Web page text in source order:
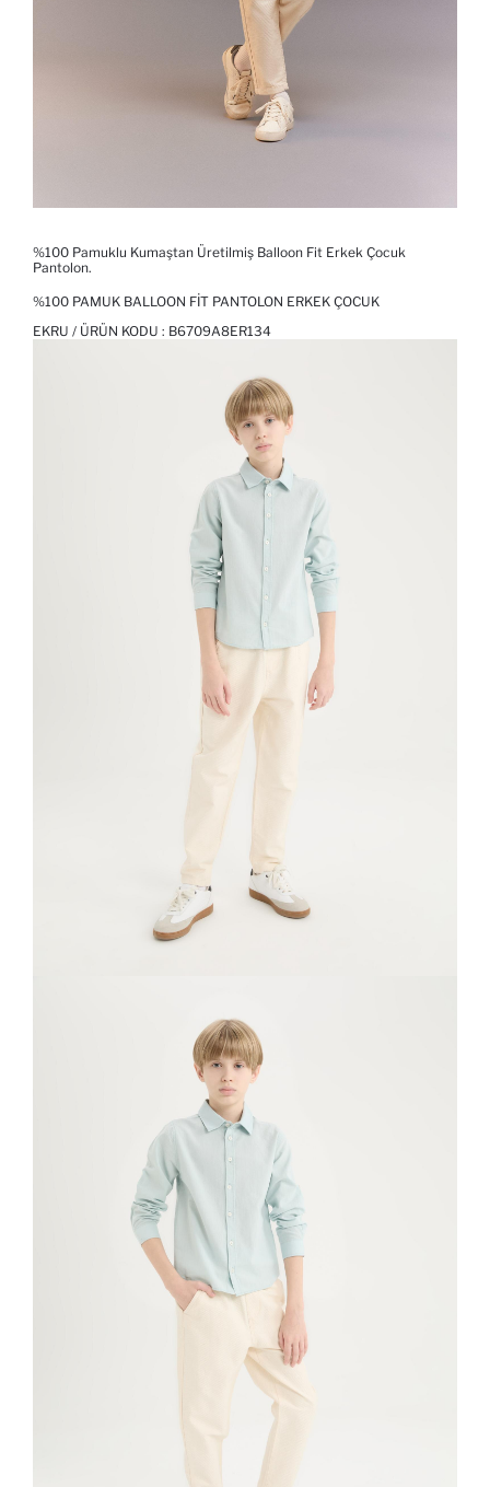
%100 Pamuklu Kumaştan Üretilmiş Balloon Fit Erkek Çocuk
Pantolon.
%100 PAMUK BALLOON FIT PANTOLON ERKEK ÇOCUK
EKRU / ÜRÜN KODU : B6709A8ER134